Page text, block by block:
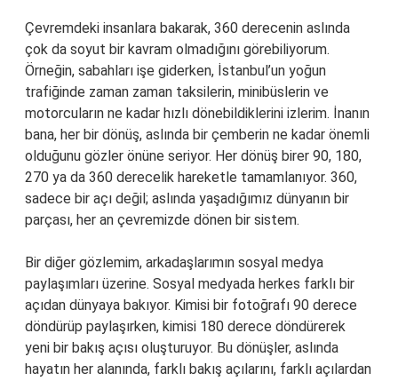
Çevremdeki insanlara bakarak, 360 derecenin aslında
çok da soyut bir kavram olmadığını görebiliyorum.
Örneğin, sabahları işe giderken, İstanbul’un yoğun
trafiğinde zaman zaman taksilerin, minibüslerin ve
motorcuların ne kadar hızlı dönebildiklerini izlerim. İnanın
bana, her bir dönüş, aslında bir çemberin ne kadar önemli
olduğunu gözler önüne seriyor. Her dönüş birer 90, 180,
270 ya da 360 derecelik hareketle tamamlanıyor. 360,
sadece bir açı değil; aslında yaşadığımız dünyanın bir
parçası, her an çevremizde dönen bir sistem.
Bir diğer gözlemim, arkadaşlarımın sosyal medya
paylaşımları üzerine. Sosyal medyada herkes farklı bir
açıdan dünyaya bakıyor. Kimisi bir fotoğrafı 90 derece
döndürüp paylaşırken, kimisi 180 derece döndürerek
yeni bir bakış açısı oluşturuyor. Bu dönüşler, aslında
hayatın her alanında, farklı bakış açılarını, farklı açılardan